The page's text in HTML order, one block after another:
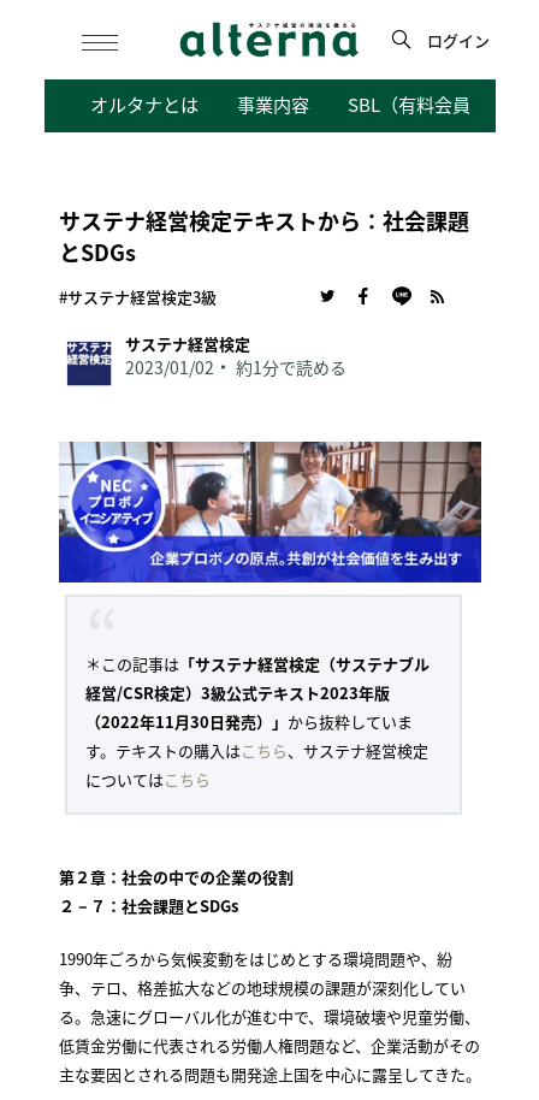
検
ログイン
オルタナとは 事業内容 SBL（有料会員向けサ
サステナ経営検定テキストから：社会課題
とSDGs
#サステナ経営検定3級
サステナ経営検定
2023/01/02 約1分で読める
＊この記事は「サステナ経営検定（サステナブル
経営/CSR検定）3級公式テキスト2023年版
（2022年11月30日発売）」 から抜粋していま
す。テキストの購入はこちら、サステナ経営検定
についてはこちら
第２章：社会の中での企業の役割
２－７：社会課題とSDGs
1990年ごろから気候変動をはじめとする環境問題や、紛
争、テロ、格差拡大などの地球規模の課題が深刻化してい
る。急速にグローバル化が進む中で、環境破壊や児童労働、
低賃金労働に代表される労働人権問題など、企業活動がその
主な要因とされる問題も開発途上国を中心に露呈してきた。